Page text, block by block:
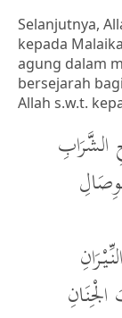
Selanjutnya,
kepada
agung dalam
bersejarah
Allah s.w.t.
الشَّرَابِ